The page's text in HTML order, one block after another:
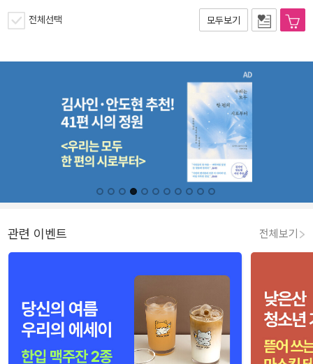
전체선택 모두보기
관련 이벤트 전체보기